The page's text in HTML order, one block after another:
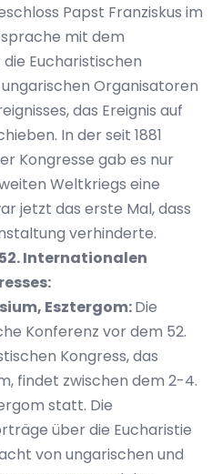
Papst Franziskus im
mit dem
Eucharistischen
Organisatoren
das Ereignis auf
In der seit 1881
Kongresse gab es nur
Weltkriegs eine
jetzt das erste Mal, dass
verhinderte.
Internationalen
Esztergom:Die
Konferenz vor dem 52.
Kongress, das
findet zwischen dem 2-4.
statt. Die
über die Eucharistie
von ungarischen und